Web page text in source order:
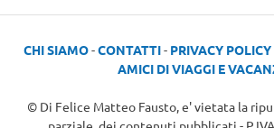
CHI SIAMO-CONTATTI- PRIVACY POLICY
AMICI DI VIAGGI E
© Di Felice Matteo Fausto, e' vietata la